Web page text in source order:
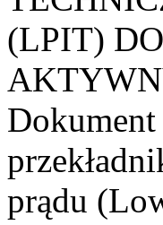
(LPIT)
prądu